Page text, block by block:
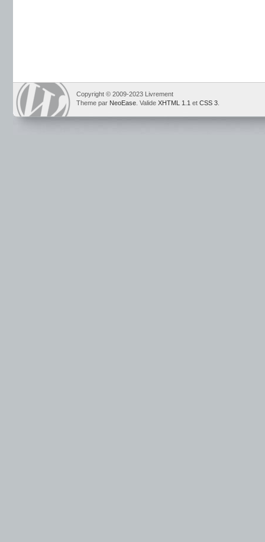
Copyright © 2009-2023 Livrement
Theme par NeoEase . Valide XHTML 1.1 et CSS 3